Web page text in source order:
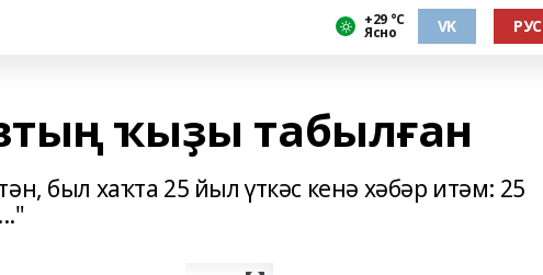
+29 °С
Ясно VK РУС
ҡыҙы табылған
был хаҡта 25 йыл үткәс кенә хәбәр итәм: 25